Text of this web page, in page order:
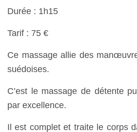
Durée : 1h15
Tarif : 75 €
Ce massage allie des
suédoises.
C’est le massage de détente
par excellence.
Il est complet et traite le corps